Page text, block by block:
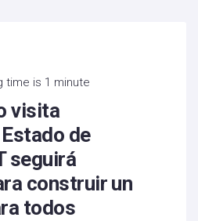
time is 1 minute
visita
de
seguirá
construir un
todos